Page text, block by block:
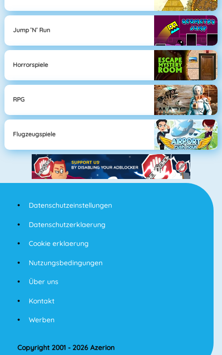
Jump ’n’ Run
Horrorspiele
RPG
Flugzeugspiele
Datenschutzeinstellungen
Datenschutzerklaerung
Cookie erklaerung
Nutzungsbedingungen
Über uns
Kontakt
Werben
Copyright 2001 - 2026 Azerion